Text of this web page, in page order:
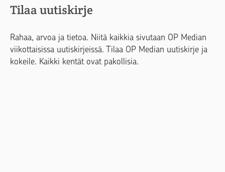
Tilaa uutiskirje
Rahaa, arvoa ja tietoa. Niitä kaikkia sivutaan OP Median
viikottaisissa uutiskirjeissä. Tilaa OP Median uutiskirje ja
kokeile. Kaikki kentät ovat pakollisia.